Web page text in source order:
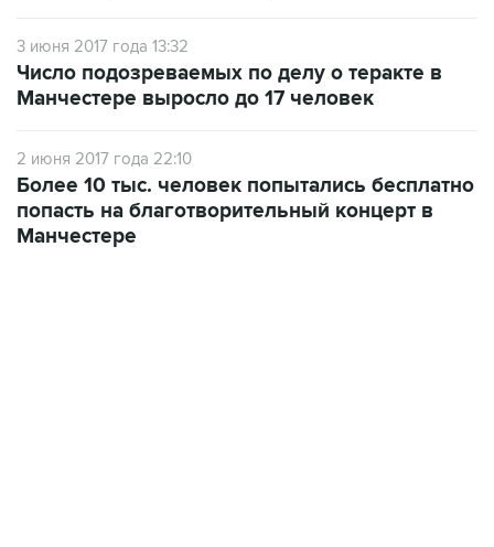
3 июня 2017 года 13:32
Число подозреваемых по делу о теракте в
Манчестере выросло до 17 человек
2 июня 2017 года 22:10
Более 10 тыс. человек попытались бесплатно
попасть на благотворительный концерт в
Манчестере